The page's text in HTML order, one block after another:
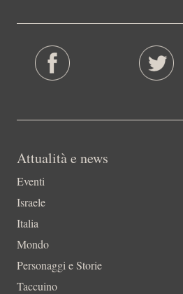
Attualità e news
Eventi
Israele
Italia
Mondo
Personaggi e Storie
Taccuino